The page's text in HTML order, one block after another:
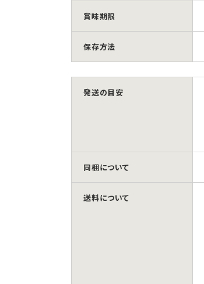
賞味期限
保存方法
発送の目安
同梱について
送料について